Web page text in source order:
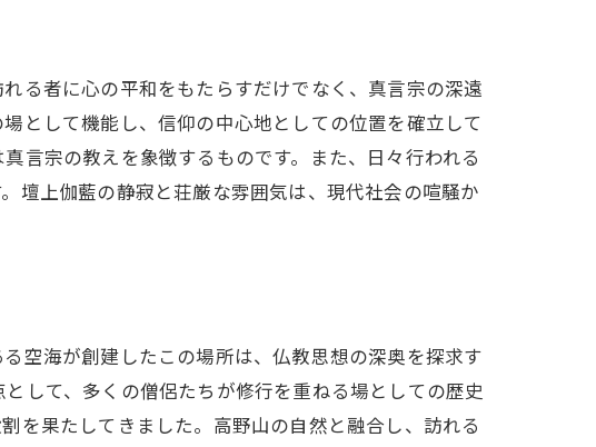
る者に心の平和をもたらすだけでなく、真言宗の深遠
として機能し、信仰の中心地としての位置を確立して
言宗の教えを象徴するものです。また、日々行われる
壇上伽藍の静寂と荘厳な雰囲気は、現代社会の喧騒か
空海が創建したこの場所は、仏教思想の深奥を探求す
して、多くの僧侶たちが修行を重ねる場としての歴史
を果たしてきました。高野山の自然と融合し、訪れる